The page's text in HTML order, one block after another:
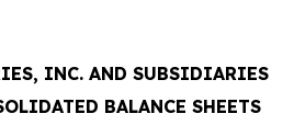
INC. AND SUBSIDIARIES
BALANCE SHEETS